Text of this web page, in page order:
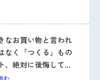
なお買い物と言われ
なく「つくる」もの
、絶対に後悔して欲
談も交えて大切なこ